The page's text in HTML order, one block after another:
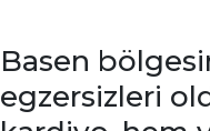
Basen
egzersizleri